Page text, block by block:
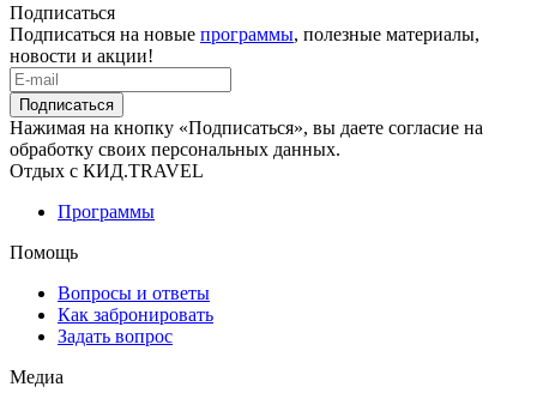
Подписаться
Подписаться на новые программы, полезные материалы,
новости и акции!
Подписаться
Нажимая на кнопку «Подписаться», вы даете согласие на
обработку своих персональных данных.
Отдых с КИД.TRAVEL
Программы
Помощь
Вопросы и ответы
Как забронировать
Задать вопрос
Медиа